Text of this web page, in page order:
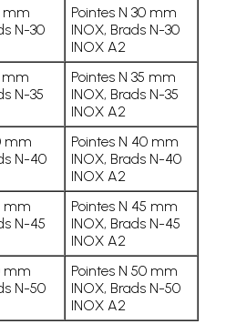
mm
N-30
Pointes N 30 mm
INOX, Brads N-30
INOX A2
mm
N-35
Pointes N 35 mm
INOX, Brads N-35
INOX A2
mm
N-40
Pointes N 40 mm
INOX, Brads N-40
INOX A2
mm
N-45
Pointes N 45 mm
INOX, Brads N-45
INOX A2
mm
N-50
Pointes N 50 mm
INOX, Brads N-50
INOX A2